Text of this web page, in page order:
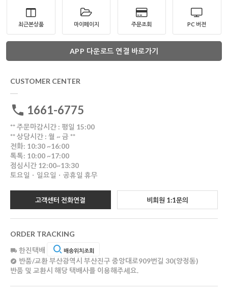
최근본상품 마이페이지 주문조회 PC 버젼
APP 다운로드 연결 바로가기
CUSTOMER CENTER
1661-6775
** 주문마감시간 : 평일 15:00
** 상담시간 : 월 ~ 금 **
전화: 10:30 ~16:00
톡톡: 10:00 ~17:00
점심시간 12:00~13:30
토요일ㆍ일요일ㆍ공휴일 휴무
고객센터 전화연결 비회원 1:1문의
ORDER TRACKING
한진택배 배송위치조회
반품/교환부산광역시 부산진구 중앙대로909번길 30(양정동)
반품 및 교환시 해당 택배사를 이용해주세요.